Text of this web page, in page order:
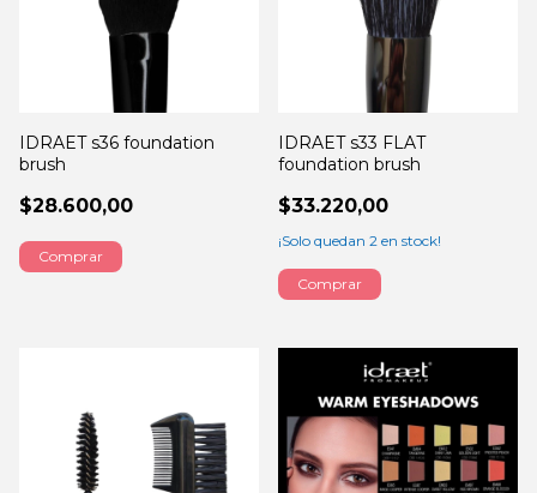
IDRAET s36 foundation
brush
$28.600,00
IDRAET s33 FLAT
foundation brush
$33.220,00
¡Solo quedan 2 en stock!